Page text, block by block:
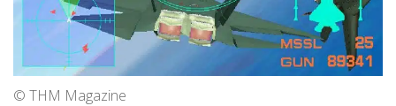
© THM Magazine